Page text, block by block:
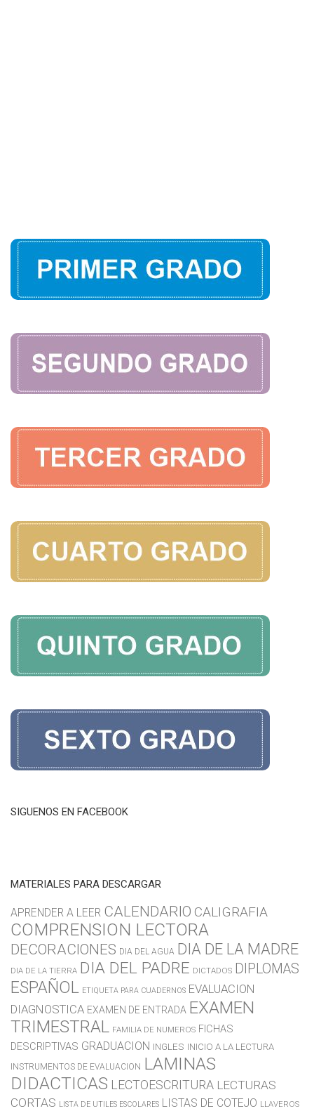
SIGUENOS EN FACEBOOK
MATERIALES PARA DESCARGAR
APRENDER A LEER CALENDARIO CALIGRAFIA
COMPRENSION LECTORA
DECORACIONES DIA DEL AGUA DIA DE LA MADRE
DIA DE LA TIERRA DIA DEL PADRE DICTADOS DIPLOMAS
ESPAÑOL ETIQUETA PARA CUADERNOS EVALUACION
DIAGNOSTICA EXAMEN DE ENTRADA EXAMEN
TRIMESTRAL FAMILIA DE NUMEROS FICHAS
DESCRIPTIVAS GRADUACION INGLES INICIO A LA LECTURA
INSTRUMENTOS DE EVALUACION LAMINAS
DIDACTICAS LECTOESCRITURA LECTURAS
CORTAS LISTA DE UTILES ESCOLARES LISTAS DE COTEJO LLAVEROS